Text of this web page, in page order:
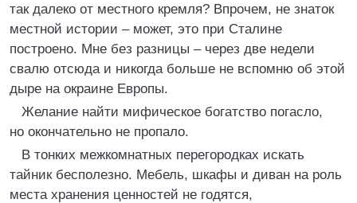
так далеко от местного кремля? Впрочем, не знаток
местной истории – может, это при Сталине
построено. Мне без разницы – через две недели
свалю отсюда и никогда больше не вспомню об этой
дыре на окраине Европы.
Желание найти мифическое богатство погасло,
но окончательно не пропало.
В тонких межкомнатных перегородках искать
тайник бесполезно. Мебель, шкафы и диван на роль
места хранения ценностей не годятся,